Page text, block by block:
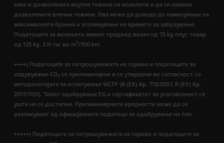
како и дозволената вкупна тежина на возилото и да ги намали
дозволените влечни тежини. Ова може да доведе до намалување на
максималната брзина и зголемување на времето за забрзување.
Податоците за возењето земаат предвид возач од 75 kg плус товар
од 125 kg. 2 H гас во m3/100 km.
++++) Податоциte за потрошувачката на гориво и податоците за
издувување CO2 се прелиминарни и се утврдени во согласност со
методологијата за испитување WLTP (R (EК) бр. 715/2007, R (ЕУ) бр.
2017/1151). Типот одобрување EG и сертификатот за усогласеност сѐ
уште не се достапни. Прелиминарните вредности може да се
разликуваат од официјалните податоци за одобрување на тип.
+++++) Податоците за потрошувачката на гориво и податоците за